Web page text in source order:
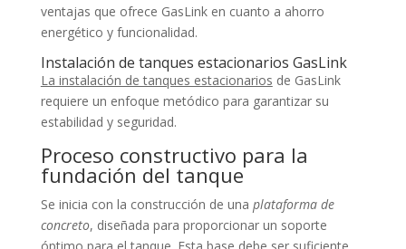
ventajas que ofrece GasLink en cuanto a ahorro
energético y funcionalidad.
Instalación de tanques estacionarios GasLink
La instalación de tanques estacionarios de GasLink
requiere un enfoque metódico para garantizar su
estabilidad y seguridad.
Proceso constructivo para la
fundación del tanque
Se inicia con la construcción de una plataforma de
concreto, diseñada para proporcionar un soporte
óptimo para el tanque. Esta base debe ser suficiente